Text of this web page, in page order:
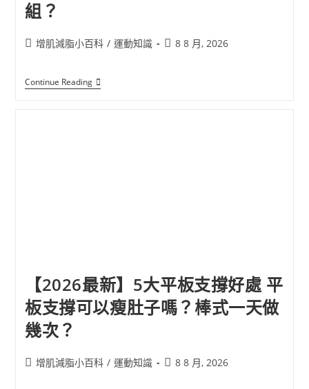
組？
增肌減脂小百科 / 運動知識 8 8 月, 2026
Continue Reading
【2026最新】5大平板支撐好處 平
板支撐可以瘦肚子嗎？棒式一天做
幾次？
增肌減脂小百科 / 運動知識 8 8 月, 2026